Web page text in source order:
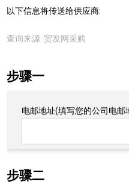
以下信息将传送给供应商:
查询来源: 贸发网采购
步骤一
电邮地址(填写您的公司电邮
步骤二